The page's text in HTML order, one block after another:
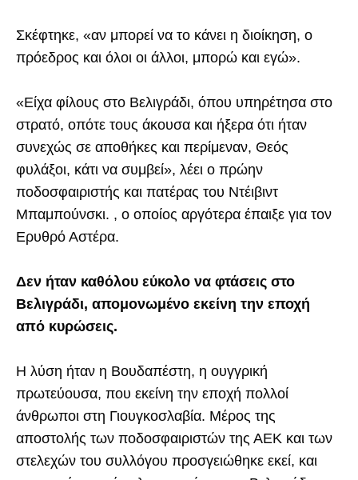
Σκέφτηκε, «αν μπορεί να το κάνει η διοίκηση, ο
πρόεδρος και όλοι οι άλλοι, μπορώ και εγώ».
«Είχα φίλους στο Βελιγράδι, όπου υπηρέτησα στο
στρατό, οπότε τους άκουσα και ήξερα ότι ήταν
συνεχώς σε αποθήκες και περίμεναν, Θεός
φυλάξοι, κάτι να συμβεί», λέει ο πρώην
ποδοσφαιριστής και πατέρας του Ντέιβιντ
Μπαμπούνσκι. , ο οποίος αργότερα έπαιξε για τον
Ερυθρό Αστέρα.
Δεν ήταν καθόλου εύκολο να φτάσεις στο
Βελιγράδι, απομονωμένο εκείνη την εποχή
από κυρώσεις.
Η λύση ήταν η Βουδαπέστη, η ουγγρική
πρωτεύουσα, που εκείνη την εποχή πολλοί
άνθρωποι στη Γιουγκοσλαβία. Μέρος της
αποστολής των ποδοσφαιριστών της ΑΕΚ και των
στελεχών του συλλόγου προσγειώθηκε εκεί, και